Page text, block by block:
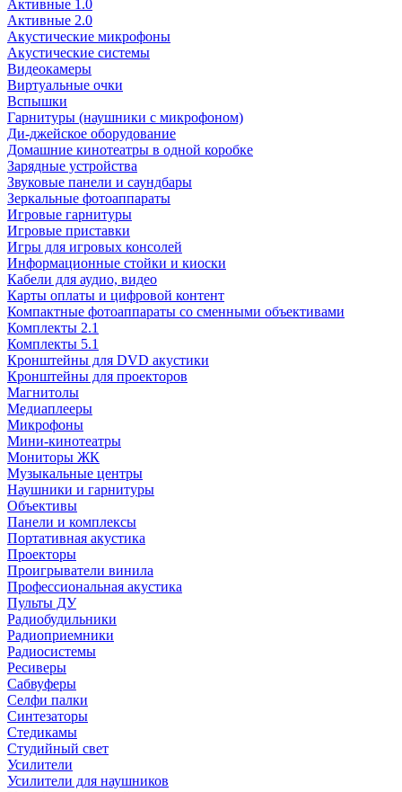
Активные 1.0
Активные 2.0
Акустические микрофоны
Акустические системы
Видеокамеры
Виртуальные очки
Вспышки
Гарнитуры (наушники с микрофоном)
Ди-джейское оборудование
Домашние кинотеатры в одной коробке
Зарядные устройства
Звуковые панели и саундбары
Зеркальные фотоаппараты
Игровые гарнитуры
Игровые приставки
Игры для игровых консолей
Информационные стойки и киоски
Кабели для аудио, видео
Карты оплаты и цифровой контент
Компактные фотоаппараты со сменными объективами
Комплекты 2.1
Комплекты 5.1
Кронштейны для DVD акустики
Кронштейны для проекторов
Магнитолы
Медиаплееры
Микрофоны
Мини-кинотеатры
Мониторы ЖК
Музыкальные центры
Наушники и гарнитуры
Объективы
Панели и комплексы
Портативная акустика
Проекторы
Проигрыватели винила
Профессиональная акустика
Пульты ДУ
Радиобудильники
Радиоприемники
Радиосистемы
Ресиверы
Сабвуферы
Селфи палки
Синтезаторы
Стедикамы
Студийный свет
Усилители
Усилители для наушников